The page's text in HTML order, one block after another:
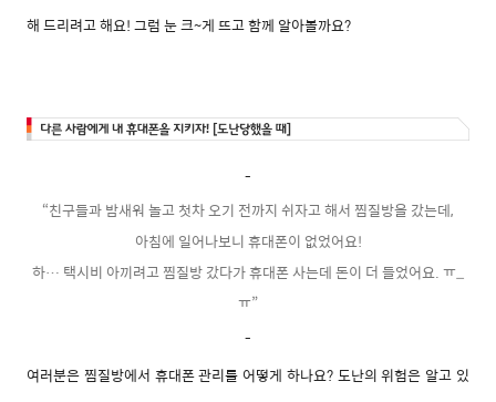
해 드리려고 해요! 그럼 눈 크~게 뜨고 함께 알아볼까요?
-
“친구들과 밤새워 놀고 첫차 오기 전까지 쉬자고 해서 찜질방을 갔는데,
아침에 일어나보니 휴대폰이 없었어요!
하… 택시비 아끼려고 찜질방 갔다가 휴대폰 사는데 돈이 더 들었어요. ㅠ_
ㅠ”
-
여러분은 찜질방에서 휴대폰 관리를 어떻게 하나요? 도난의 위험은 알고 있